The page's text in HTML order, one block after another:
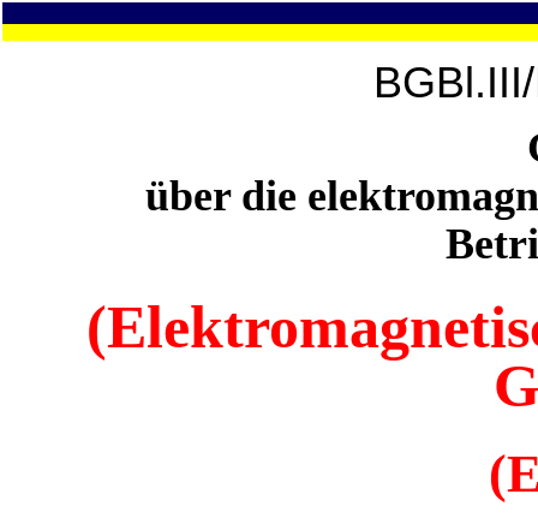
über die